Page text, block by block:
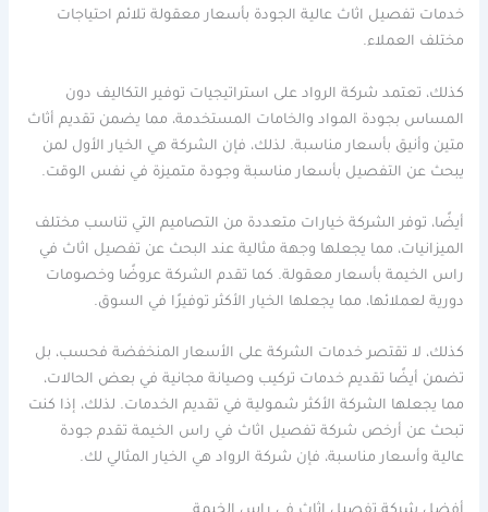
خدمات تفصيل اثاث عالية الجودة بأسعار معقولة تلائم احتياجات
مختلف العملاء.
كذلك، تعتمد شركة الرواد على استراتيجيات توفير التكاليف دون
المساس بجودة المواد والخامات المستخدمة، مما يضمن تقديم أثاث
متين وأنيق بأسعار مناسبة. لذلك، فإن الشركة هي الخيار الأول لمن
يبحث عن التفصيل بأسعار مناسبة وجودة متميزة في نفس الوقت.
أيضًا، توفر الشركة خيارات متعددة من التصاميم التي تناسب مختلف
الميزانيات، مما يجعلها وجهة مثالية عند البحث عن تفصيل اثاث في
راس الخيمة بأسعار معقولة. كما تقدم الشركة عروضًا وخصومات
دورية لعملائها، مما يجعلها الخيار الأكثر توفيرًا في السوق.
كذلك، لا تقتصر خدمات الشركة على الأسعار المنخفضة فحسب، بل
تضمن أيضًا تقديم خدمات تركيب وصيانة مجانية في بعض الحالات،
مما يجعلها الشركة الأكثر شمولية في تقديم الخدمات. لذلك، إذا كنت
تبحث عن أرخص شركة تفصيل اثاث في راس الخيمة تقدم جودة
عالية وأسعار مناسبة، فإن شركة الرواد هي الخيار المثالي لك.